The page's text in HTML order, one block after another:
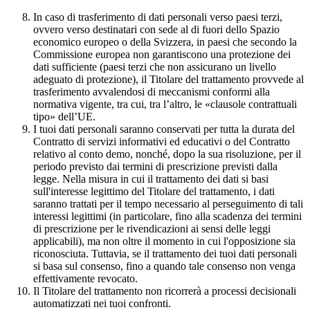
In caso di trasferimento di dati personali verso paesi terzi,
ovvero verso destinatari con sede al di fuori dello Spazio
economico europeo o della Svizzera, in paesi che secondo la
Commissione europea non garantiscono una protezione dei
dati sufficiente (paesi terzi che non assicurano un livello
adeguato di protezione), il Titolare del trattamento provvede al
trasferimento avvalendosi di meccanismi conformi alla
normativa vigente, tra cui, tra l’altro, le «clausole contrattuali
tipo» dell’UE.
I tuoi dati personali saranno conservati per tutta la durata del
Contratto di servizi informativi ed educativi o del Contratto
relativo al conto demo, nonché, dopo la sua risoluzione, per il
periodo previsto dai termini di prescrizione previsti dalla
legge. Nella misura in cui il trattamento dei dati si basi
sull'interesse legittimo del Titolare del trattamento, i dati
saranno trattati per il tempo necessario al perseguimento di tali
interessi legittimi (in particolare, fino alla scadenza dei termini
di prescrizione per le rivendicazioni ai sensi delle leggi
applicabili), ma non oltre il momento in cui l'opposizione sia
riconosciuta. Tuttavia, se il trattamento dei tuoi dati personali
si basa sul consenso, fino a quando tale consenso non venga
effettivamente revocato.
Il Titolare del trattamento non ricorrerà a processi decisionali
automatizzati nei tuoi confronti.